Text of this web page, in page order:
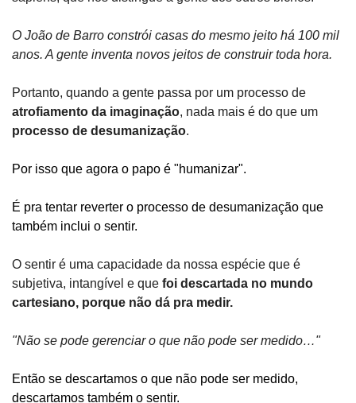
O João de Barro constrói casas do mesmo jeito há 100 mil
anos. A gente inventa novos jeitos de construir toda hora.
atrofiamento da imaginação,
processo de desumanização.
Por isso que agora o papo é "humanizar".
É pra tentar reverter o processo de desumanização que
também inclui o sentir.
O sentir é uma capacidade da nossa espécie que é
subjetiva, intangível e que foi descartada no mundo
cartesiano, porque não dá pra medir.
"Não se pode gerenciar o que não pode ser medido…"
Então se descartamos o que não pode ser medido,
descartamos também o sentir.